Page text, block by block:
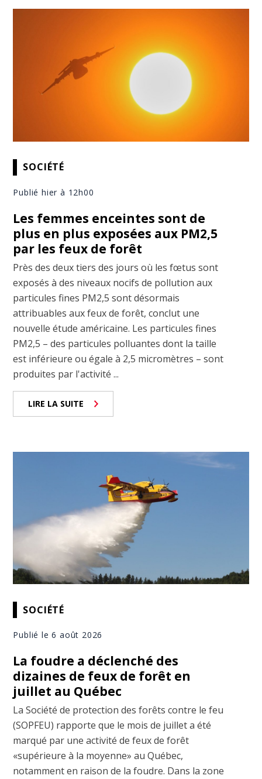
SOCIÉTÉ
Publié hier à 12h00
Les femmes enceintes sont de
plus en plus exposées aux PM2,5
par les feux de forêt
Près des deux tiers des jours où les fœtus sont
exposés à des niveaux nocifs de pollution aux
particules fines PM2,5 sont désormais
attribuables aux feux de forêt, conclut une
nouvelle étude américaine. Les particules fines
PM2,5 – des particules polluantes dont la taille
est inférieure ou égale à 2,5 micromètres – sont
produites par l'activité ...
LIRE LA SUITE
SOCIÉTÉ
Publié le 6 août 2026
La foudre a déclenché des
dizaines de feux de forêt en
juillet au Québec
La Société de protection des forêts contre le feu
(SOPFEU) rapporte que le mois de juillet a été
marqué par une activité de feux de forêt
«supérieure à la moyenne» au Québec,
notamment en raison de la foudre. Dans la zone